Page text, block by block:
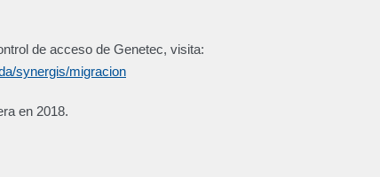
de acceso de Genetec, visita:
synergis/migracion
en 2018.